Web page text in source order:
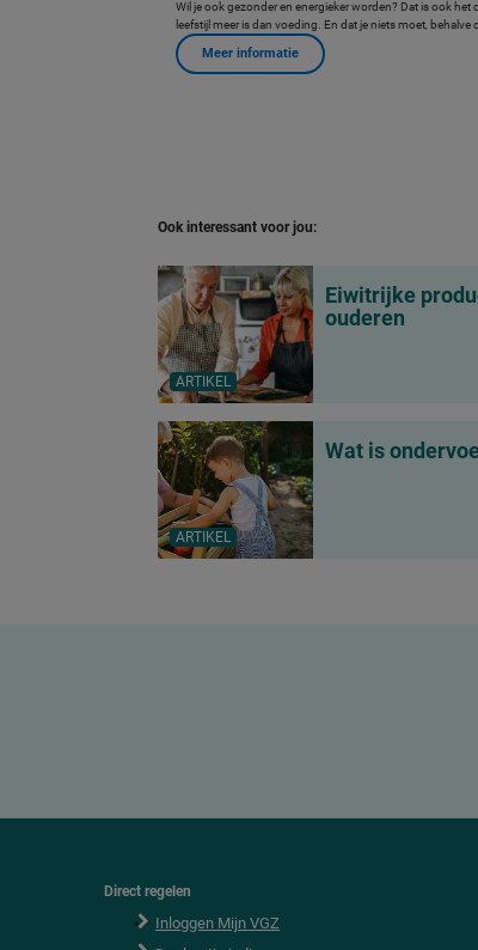
Wil je ook gezonder en energieker worden? Dat is ook
leefstijl meer is dan voeding. En dat je niets moet,
Meer informatie
Ook interessant voor jou:
ARTIKEL
Eiwitrijke
ouderen
ARTIKEL
Wat is
Direct regelen
Inloggen Mijn VGZ